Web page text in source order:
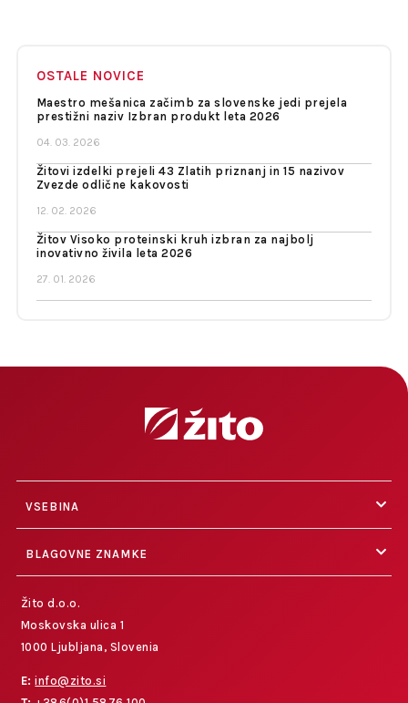
OSTALE NOVICE
Maestro mešanica začimb za slovenske jedi prejela
prestižni naziv Izbran produkt leta 2026
04. 03. 2026
Žitovi izdelki prejeli 43 Zlatih priznanj in 15 nazivov
Zvezde odlične kakovosti
12. 02. 2026
Žitov Visoko proteinski kruh izbran za najbolj
inovativno živila leta 2026
27. 01. 2026
VSEBINA
BLAGOVNE ZNAMKE
Žito d.o.o.
Moskovska ulica 1
1000 Ljubljana, Slovenia
E: info@zito.si